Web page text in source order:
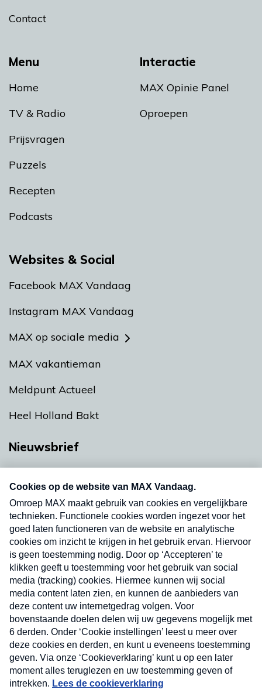
Menu
Home
TV & Radio
Prijsvragen
Puzzels
Recepten
Podcasts
Interactie
MAX Opinie Panel
Oproepen
Contact
Websites & Social
Facebook MAX Vandaag
Instagram MAX Vandaag
MAX op sociale media
MAX vakantieman
Meldpunt Actueel
Heel Holland Bakt
Nieuwsbrief
nieuwsbrief. Elke vrijdag- en dinsdagochtend in
uw mailbox.
Verzend
Nieuwsbrief
Neem hier een gratis abonnement op onze
nieuwsbrief. Elke vrijdag- en dinsdagochtend in uw